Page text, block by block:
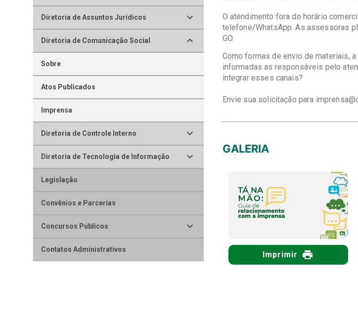
Diretoria de Assuntos Jurídicos
Diretoria de Comunicação Social
Sobre
Atos Publicados
Imprensa
Diretoria de Controle Interno
Diretoria de Tecnologia de Informação
Legislação
Convênios e Parcerias
Concursos Públicos
Contatos Administrativos
O atendimento fora do horário
telefone/WhatsApp. As assessoras
GO.
Como formas de envio de materiais,
informadas as responsáveis pelo
integrar esses canais?
Envie sua solicitação para
GALERIA
Imprimir